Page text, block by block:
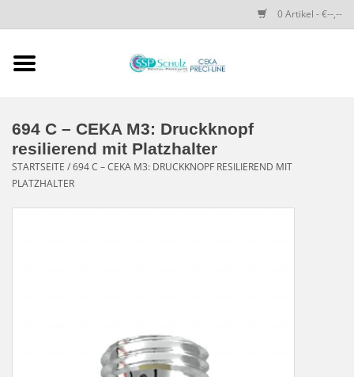
0 Artikel - €--,--
SSP SCHULZ Dental-
Produkte
PRECI-LINE-SYSTEMS
LOT-PROGRAMM
694 C – CEKA M3: Druckknopf
resilierend mit Platzhalter
STARTSEITE /694 C – CEKA M3: DRUCKKNOPF RESILIEREND MIT
PLATZHALTER